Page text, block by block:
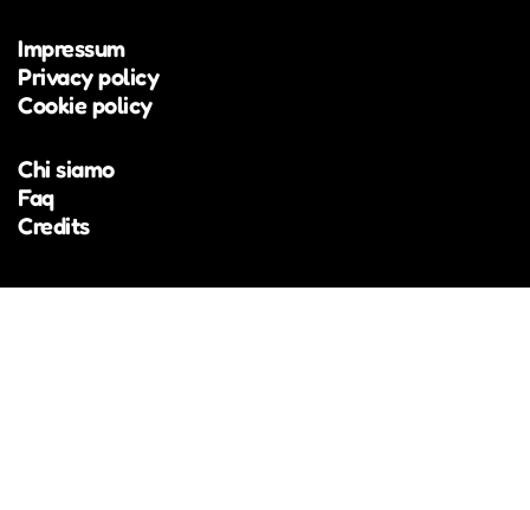
dal 2018 nella scena musicale altoatesina (Beyond
Hills, Fruity Sessions) e nel 2023 ha vinto il
concorso Euregio UploadSounds, affermandosi
Impressum
Privacy policy
Cookie policy
Chi siamo
Faq
Credits